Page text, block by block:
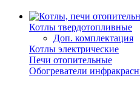
Котлы твердотопливные
Доп. комплектация
Котлы электрические
Печи отопительные
Обогреватели